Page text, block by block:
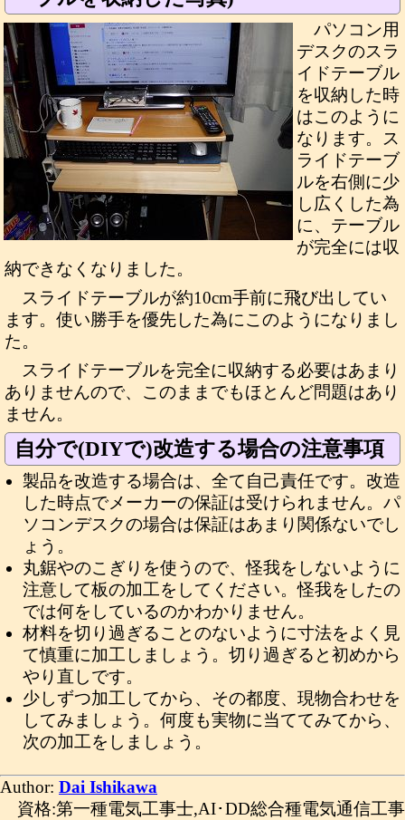
パソコン用
デスクのスラ
イドテーブル
を収納した時
はこのように
なります。ス
ライドテーブ
ルを右側に少
し広くした為
に、テーブル
が完全には収
納できなくなりました。
スライドテーブルが約10cm手前に飛び出してい
ます。使い勝手を優先した為にこのようになりまし
た。
スライドテーブルを完全に収納する必要はあまり
ありませんので、このままでもほとんど問題はあり
ません。
自分で(DIYで)改造する場合の注意事項
製品を改造する場合は、全て自己責任です。改造
した時点でメーカーの保証は受けられません。パ
ソコンデスクの場合は保証はあまり関係ないでし
ょう。
丸鋸やのこぎりを使うので、怪我をしないように
注意して板の加工をしてください。怪我をしたの
では何をしているのかわかりません。
材料を切り過ぎることのないように寸法をよく見
て慎重に加工しましょう。切り過ぎると初めから
やり直しです。
少しずつ加工してから、その都度、現物合わせを
してみましょう。何度も実物に当ててみてから、
次の加工をしましょう。
Author: Dai Ishikawa
資格:第一種電気工事士,AI･DD総合種電気通信工事